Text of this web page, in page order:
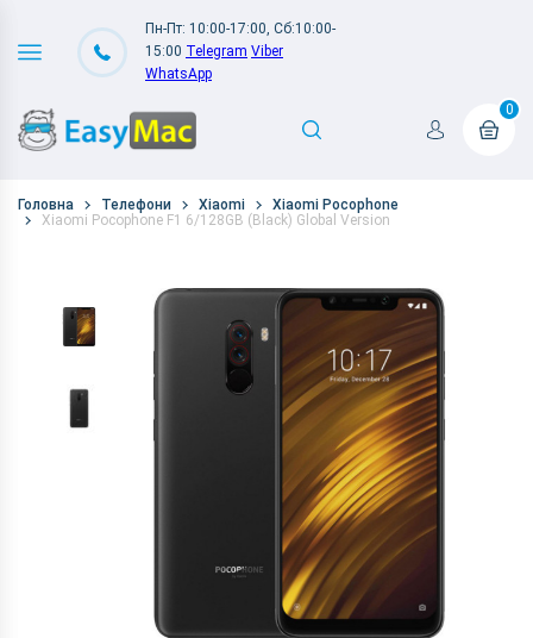
Пн-Пт: 10:00-17:00, Сб:10:00-
15:00 Telegram Viber
WhatsApp
0
Головна Телефони Xiaomi
Xiaomi Pocophone
Xiaomi Pocophone F1 6/128GB (Black) Global Version